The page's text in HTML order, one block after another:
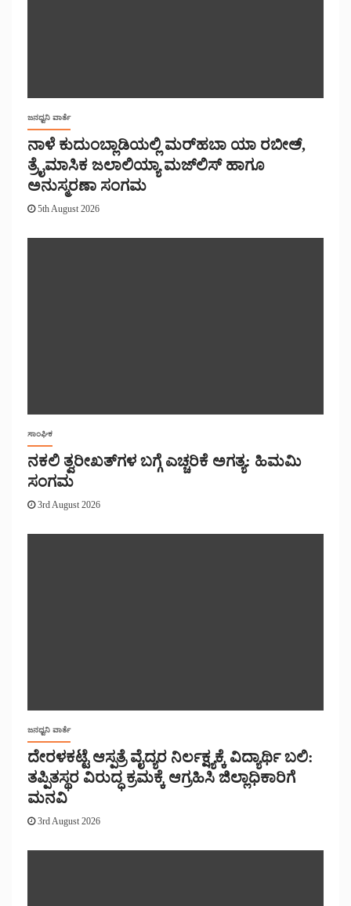
ಜನಧ್ವನಿ ವಾರ್ತೆ
ನಾಳೆ ಕುದುಂಬ್ಲಾಡಿಯಲ್ಲಿ ಮರ್‌‌ಹಬಾ ಯಾ ರಬೀಅ್,
ತ್ರೈಮಾಸಿಕ ಜಲಾಲಿಯ್ಯಾ ಮಜ್‌‌ಲಿಸ್‌‌ ಹಾಗೂ
ಅನುಸ್ಮರಣಾ ಸಂಗಮ
5th August 2026
ಸಾಂಘಿಕ
ನಕಲಿ ತ್ವರೀಖತ್‌ಗಳ ಬಗ್ಗೆ ಎಚ್ಚರಿಕೆ ಅಗತ್ಯ: ಹಿಮಮಿ
ಸಂಗಮ
3rd August 2026
ಜನಧ್ವನಿ ವಾರ್ತೆ
ದೇರಳಕಟ್ಟೆ ಆಸ್ಪತ್ರೆ ವೈದ್ಯರ ನಿರ್ಲಕ್ಷ್ಯಕ್ಕೆ ವಿದ್ಯಾರ್ಥಿ ಬಲಿ:
ತಪ್ಪಿತಸ್ಥರ ವಿರುದ್ಧ ಕ್ರಮಕ್ಕೆ ಆಗ್ರಹಿಸಿ ಜಿಲ್ಲಾಧಿಕಾರಿಗೆ
ಮನವಿ
3rd August 2026